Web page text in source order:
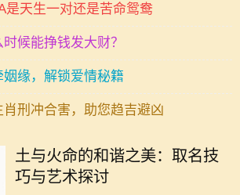
是天生一对还是苦命鸳鸯
候能挣钱发大财？
姻缘，解锁爱情秘籍
肖刑冲合害，助您趋吉避凶
土与火命的和谐之美：取名技
巧与艺术探讨
在中国传统命理学中，五行理论被广
素，各自富有独特的特征与寓意。土
蕴含着稳重、包容和滋养，象征着安